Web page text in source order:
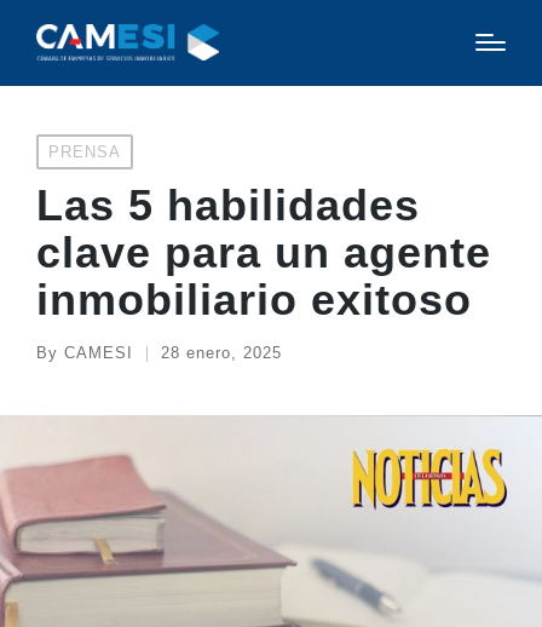
Posted
in
PRENSA
Las 5 habilidades
clave para un agente
inmobiliario exitoso
Posted
By CAMESI 28 enero, 2025